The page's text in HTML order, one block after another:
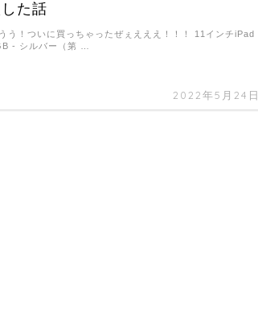
た話
2022年5月24日
う！ついに買っちゃったぜぇえええ！！！ 11インチiPad
- シルバー（第 …